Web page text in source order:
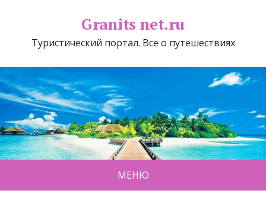
Granits net.ru
Туристический портал. Все о путешествиях
МЕНЮ